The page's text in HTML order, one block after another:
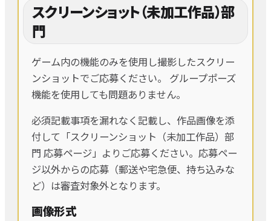
スクリーンショット（未加工作品）部
門
ゲーム内の機能のみを使用し撮影したスクリー
ンショットでご応募ください。 グループポーズ
機能を使用しても問題ありません。
必須記載事項を漏れなく記載し、作品画像を添
付して「スクリーンショット（未加工作品）部
門 応募ページ」よりご応募ください。応募ペー
ジ以外からの応募（郵送や宅急便、持ち込みな
ど）は審査対象外となります。
画像形式